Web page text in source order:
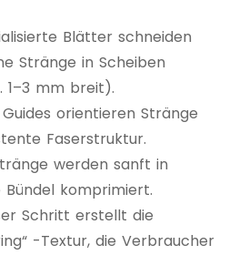
Blätter schneiden
Stränge in Scheiben
1–3 mm breit).
Guides orientieren Stränge
Faserstruktur.
werden sanft in
Bündel komprimiert.
Schritt erstellt die
-Textur, die Verbraucher